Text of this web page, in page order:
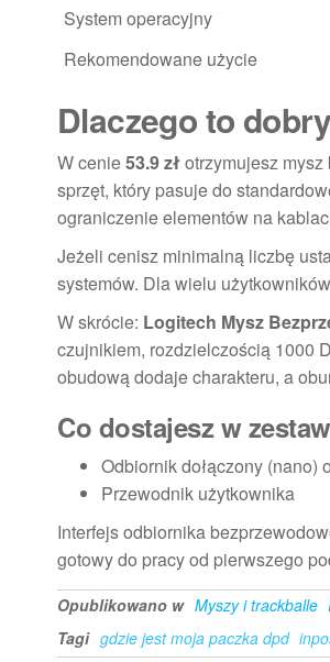
System operacyjny
Rekomendowane użycie
Dlaczego to
W cenie53.9 złotrzymujesz
sprzęt, który pasuje do
ograniczenie elementów na
Jeżeli cenisz minimalną liczbę
systemów. Dla wielu
W skrócie: Logitech Mysz
czujnikiem, rozdzielczością 1000
obudową dodaje charakteru, a
Co dostajesz w
Odbiornik dołączony (nano)
Przewodnik użytkownika
Interfejs odbiornika
gotowy do pracy od pierwszego
Opublikowano w Myszy i trackballe
Tagi gdzie jest moja paczka dpd